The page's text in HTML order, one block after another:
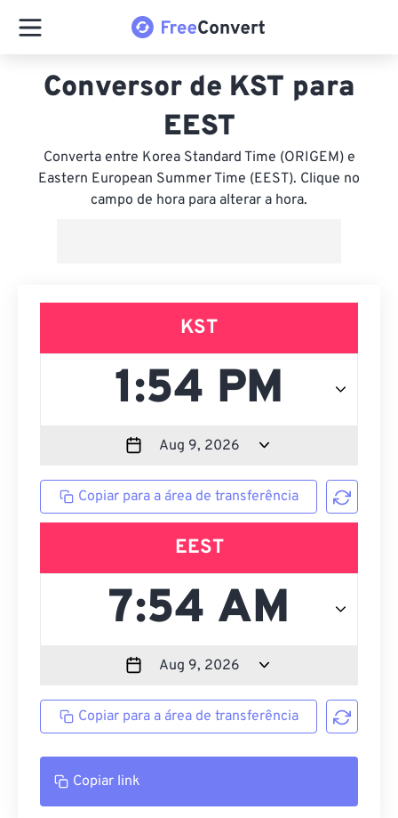
Conversor de KST para
EEST
Converta entre Korea Standard Time (ORIGEM) e
Eastern European Summer Time (EEST). Clique no
campo de hora para alterar a hora.
KST
Copiar para a área de transferência
EEST
Copiar para a área de transferência
Copiar link